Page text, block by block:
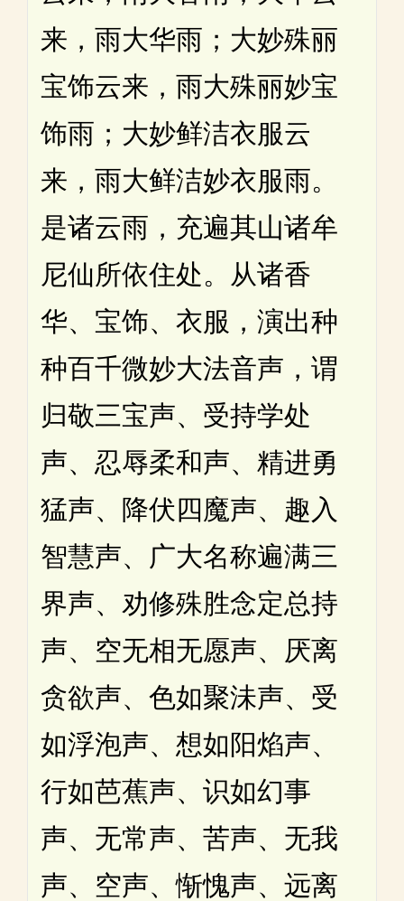
来，雨大华雨；大妙殊丽
宝饰云来，雨大殊丽妙宝
饰雨；大妙鲜洁衣服云
来，雨大鲜洁妙衣服雨。
是诸云雨，充遍其山诸牟
尼仙所依住处。从诸香
华、宝饰、衣服，演出种
种百千微妙大法音声，谓
归敬三宝声、受持学处
声、忍辱柔和声、精进勇
猛声、降伏四魔声、趣入
智慧声、广大名称遍满三
界声、劝修殊胜念定总持
声、空无相无愿声、厌离
贪欲声、色如聚沬声、受
如浮泡声、想如阳焰声、
行如芭蕉声、识如幻事
声、无常声、苦声、无我
声、空声、惭愧声、远离